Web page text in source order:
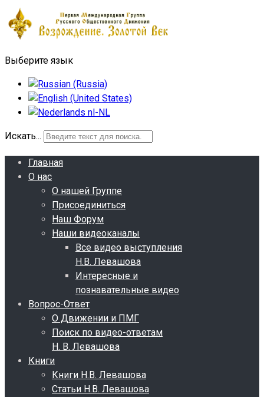
Выберите язык
Искать...
Главная
О нас
О нашей Группе
Присоединиться
Наш Форум
Наши видеоканалы
Все видео выступления
Н.В. Левашова
Интересные и
познавательные видео
Вопрос-Ответ
О Движении и ПМГ
Поиск по видео-ответам
Н. В. Левашова
Книги
Книги Н.В. Левашова
Статьи Н.В. Левашова